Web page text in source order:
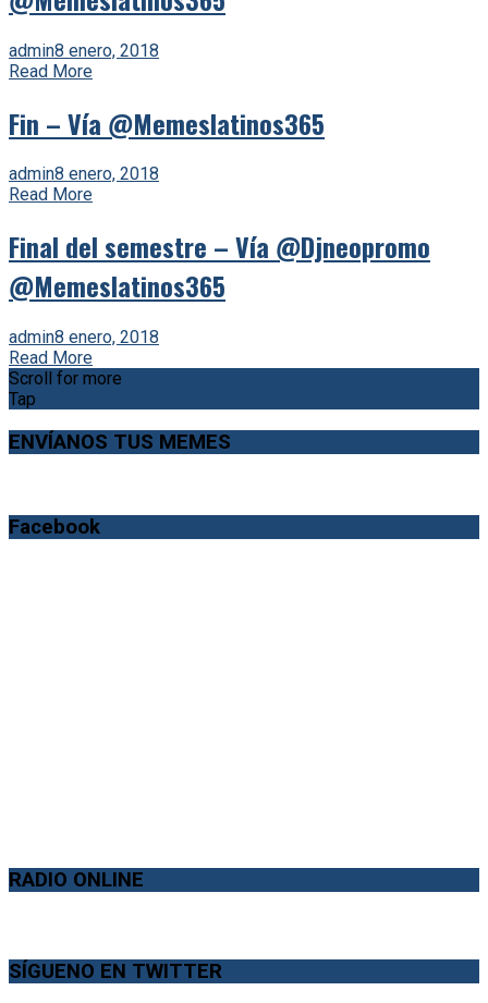
admin8 enero, 2018
Read More
Fin – Vía @Memeslatinos365
admin8 enero, 2018
Read More
Final del semestre – Vía @Djneopromo
@Memeslatinos365
admin8 enero, 2018
Read More
Scroll for more
Tap
ENVÍANOS TUS MEMES
Facebook
RADIO ONLINE
SÍGUENO EN TWITTER